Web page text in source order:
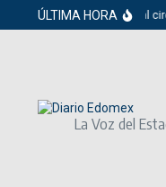
Saltar al contenido
ÚLTIMA HORA
Del cabildo al circo:
La Voz del